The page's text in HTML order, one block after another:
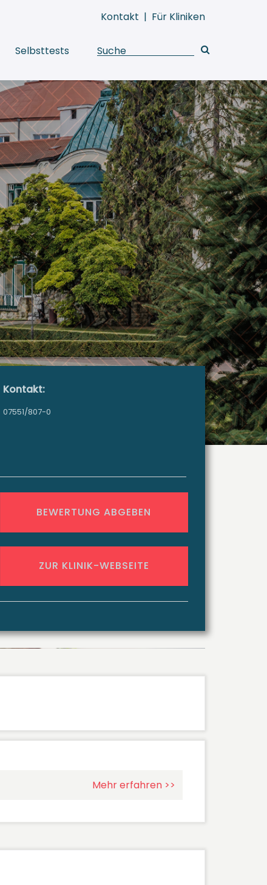
Kontakt | Für Kliniken
Selbsttests
Kontakt:
07551/807-0
BEWERTUNG ABGEBEN
ZUR KLINIK-WEBSEITE
Mehr erfahren >>